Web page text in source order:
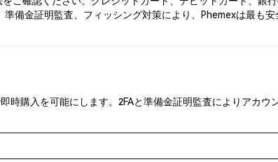
備金証明監査、フィッシング対策により、Phemexは最も安
時購入を可能にします。2FAと準備金証明監査によりアカウ